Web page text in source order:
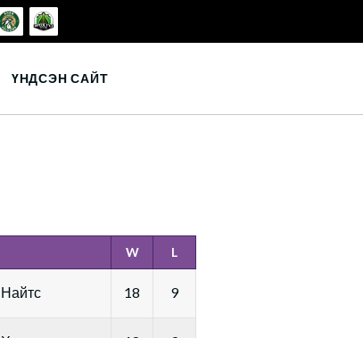
ҮНДСЭН САЙТ
W L
Найтс 18 9